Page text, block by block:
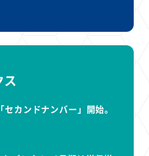
ス
カンドナンバー」開始。